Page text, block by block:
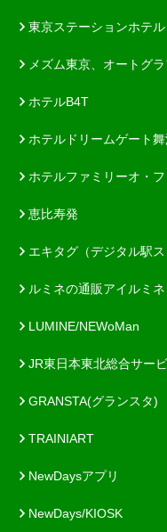
東京ステーションホテル
メズム東京、オートグ
ホテルB4T
ホテルドリームゲート
ホテルファミリーオ・
恵比寿発
エキタグ（デジタル駅ス
ルミネの通販アイルミネ
LUMINE/NEWoMan
JR東日本東北総合サー
GRANSTA(グランスタ)
TRAINIART
NewDaysアプリ
NewDays/KIOSK